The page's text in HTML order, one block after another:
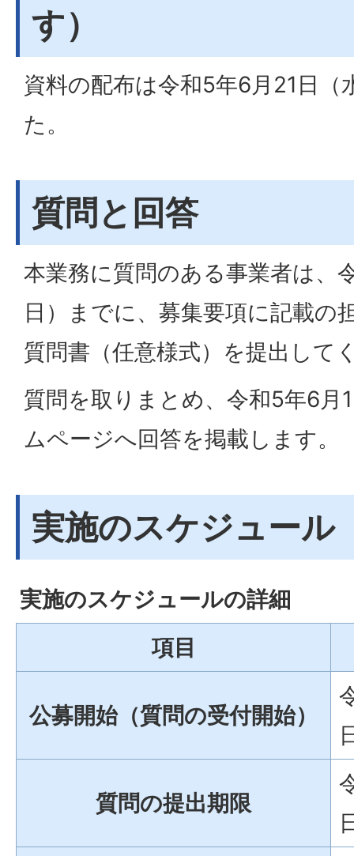
す）
資料の配布は令和5年6月21日（
た。
質問と回答
本業務に質問のある事業者は、
日）までに、募集要項に記載の
質問書（任意様式）を提出して
質問を取りまとめ、令和5年6月
ムページへ回答を掲載します。
実施のスケジュール
実施のスケジュールの詳細
項目
公募開始（質問の受付開始）
質問の提出期限